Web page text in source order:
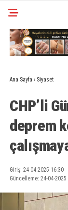
Ana Sayfa › Siyaset
CHP’li
deprem
Giriş: 24-04-2025 16:30
Güncelleme: 24-04-2025